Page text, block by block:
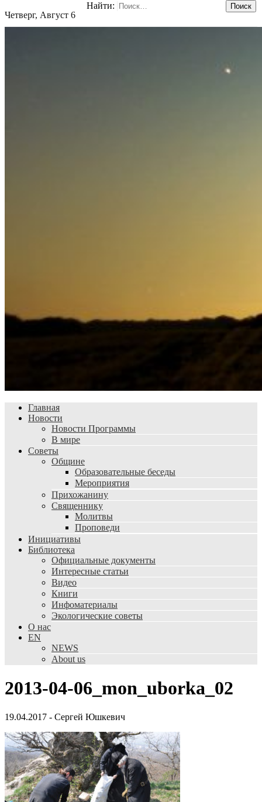
Четверг, Август 6
Найти:
Главная
Новости
Новости Программы
В мире
Советы
Общине
Образовательные беседы
Мероприятия
Прихожанину
Священнику
Молитвы
Проповеди
Инициативы
Библиотека
Официальные документы
Интересные статьи
Видео
Книги
Инфоматериалы
Экологические советы
О нас
EN
NEWS
About us
2013-04-06_mon_uborka_02
19.04.2017 - Сергей Юшкевич